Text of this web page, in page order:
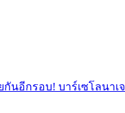
กันอีกรอบ! บาร์เซโลนาเ